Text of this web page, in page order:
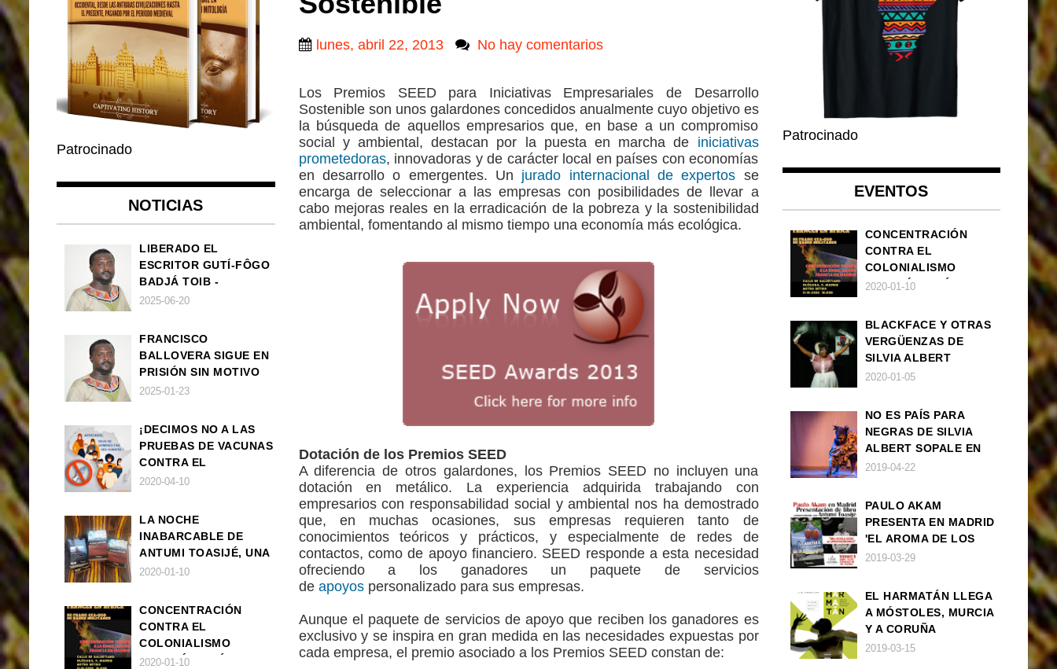
lunes, abril 22, 2013 No hay comentarios
Los Premios SEED para Iniciativas Empresariales de Desarrollo
Sostenible son unos galardones concedidos anualmente cuyo objetivo es
la búsqueda de aquellos empresarios que, en base a un compromiso
social y ambiental, destacan por la puesta en marcha de iniciativas
prometedoras, innovadoras y de carácter local en países con economías
en desarrollo o emergentes. Un jurado internacional de expertos se
encarga de seleccionar a las empresas con posibilidades de llevar a
cabo mejoras reales en la erradicación de la pobreza y la sostenibilidad
ambiental, fomentando al mismo tiempo una economía más ecológica.
Dotación de los Premios SEED
A diferencia de otros galardones, los Premios SEED no incluyen una
dotación en metálico. La experiencia adquirida trabajando con
empresarios con responsabilidad social y ambiental nos ha demostrado
que, en muchas ocasiones, sus empresas requieren tanto de
conocimientos teóricos y prácticos, y especialmente de redes de
contactos, como de apoyo financiero. SEED responde a esta necesidad
ofreciendo a los ganadores un paquete de servicios
de apoyospersonalizado para sus empresas.
Aunque el paquete de servicios de apoyo que reciben los ganadores es
exclusivo y se inspira en gran medida en las necesidades expuestas por
cada empresa, el premio asociado a los Premios SEED constan de:
Patrocinado
NOTICIAS
LIBERADO EL
ESCRITOR GUTÍ-FÔGO
BADJÁ TOIB -
FRANCISCO
2025-06-20
FRANCISCO
BALLOVERA SIGUE EN
PRISIÓN SIN MOTIVO
ALGUNO
2025-01-23
¡DECIMOS NO A LAS
PRUEBAS DE VACUNAS
CONTRA EL
CORONAVIRUS EN
2020-04-10
LA NOCHE
INABARCABLE DE
ANTUMI TOASIJÉ, UNA
NOVELA
2020-01-10
CONCENTRACIÓN
CONTRA EL
COLONIALISMO
FRANCÉS EN ÁFRICA
2020-01-10
Patrocinado
EVENTOS
CONCENTRACIÓN
CONTRA EL
COLONIALISMO
FRANCÉS EN ÁFRICA
2020-01-10
BLACKFACE Y OTRAS
VERGÜENZAS DE
SILVIA ALBERT
SOPALE EN MADRID
2020-01-05
NO ES PAÍS PARA
NEGRAS DE SILVIA
ALBERT SOPALE EN
BARCELONA
2019-04-22
PAULO AKAM
PRESENTA EN MADRID
'EL AROMA DE LOS
MANGOS', UNA
AFRODESCENDENCIA
2019-03-29
EL HARMATÁN LLEGA
A MÓSTOLES, MURCIA
Y A CORUÑA
2019-03-15